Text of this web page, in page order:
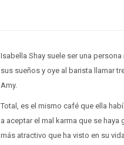
Isabella Shay suele ser una
sus sueños y oye al barista llamar
Amy.
Total, es el mismo café que ella
a aceptar el mal karma que se
más atractivo que ha visto en su